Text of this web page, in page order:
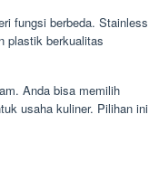
fungsi berbeda. Stainless
plastik berkualitas
Anda bisa memilih
usaha kuliner. Pilihan ini